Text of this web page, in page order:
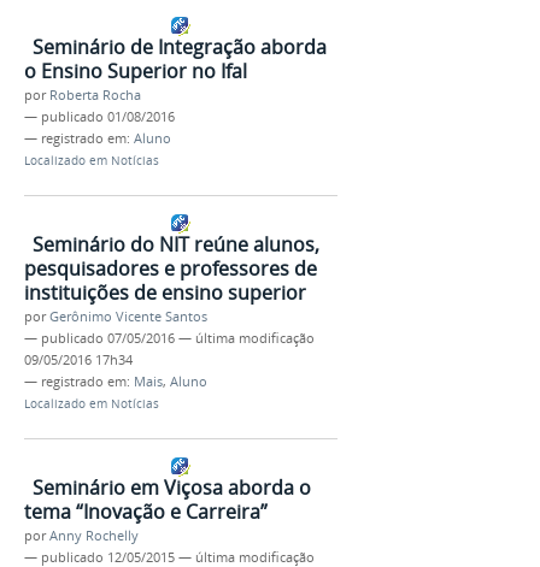
Seminário de Integração aborda
o Ensino Superior no Ifal
por Roberta Rocha
— publicado 01/08/2016
— registrado em: Aluno
Localizado em Notícias
Seminário do NIT reúne alunos,
pesquisadores e professores de
instituições de ensino superior
porGerônimo Vicente Santos
— publicado 07/05/2016 — última modificação
09/05/2016 17h34
— registrado em: Mais, Aluno
Localizado em Notícias
Seminário em Viçosa aborda o
tema “Inovação e Carreira”
porAnny Rochelly
— publicado 12/05/2015 — última modificação